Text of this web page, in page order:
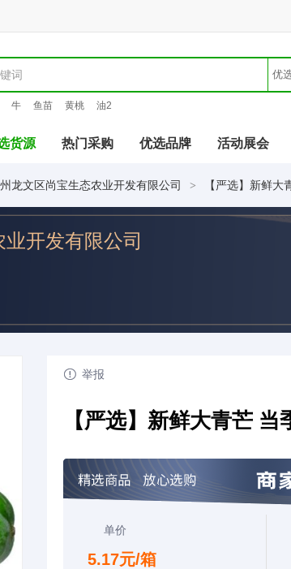
牛 鱼苗 黄桃 油2
货源 热门采购 优选品牌 活动展会
龙文区尚宝生态农业开发有限公司 > 【严选】新鲜大
开发有限公司
 举报
【严选】新鲜大青芒
单价
5.17元/箱